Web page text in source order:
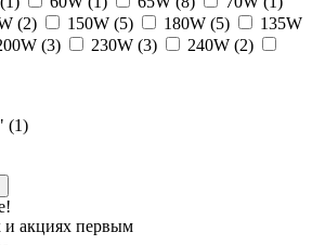
(2) 150W (5) 180W (5)
135W
(3) 230W (3) 240W (2)
(1)
и акциях первым